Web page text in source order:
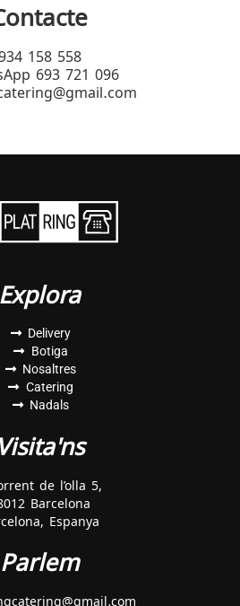
158 558
693 721 096
Explora
Delivery
Botiga
Nosaltres
Catering
Nadals
Visita'ns
de l’olla 5,
Barcelona
Espanya
Parlem